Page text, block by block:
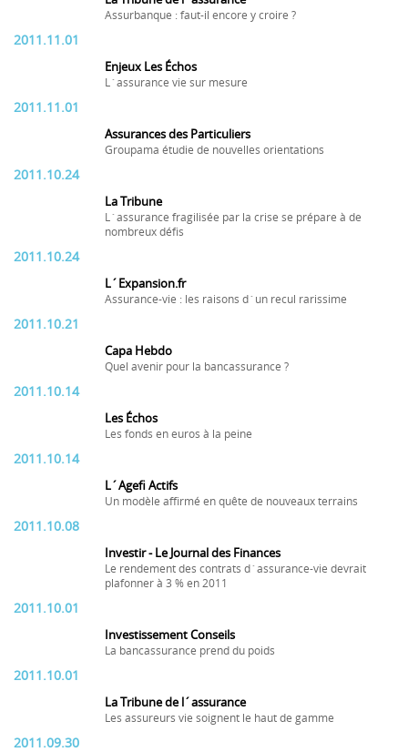
Assurbanque : faut-il encore y croire ?
2011.11.01
Enjeux Les Échos
L´assurance vie sur mesure
2011.11.01
Assurances des Particuliers
Groupama étudie de nouvelles orientations
2011.10.24
La Tribune
L´assurance fragilisée par la crise se prépare à de
nombreux défis
2011.10.24
L´Expansion.fr
Assurance-vie : les raisons d´un recul rarissime
2011.10.21
Capa Hebdo
Quel avenir pour la bancassurance ?
2011.10.14
Les Échos
Les fonds en euros à la peine
2011.10.14
L´Agefi Actifs
Un modèle affirmé en quête de nouveaux terrains
2011.10.08
Investir - Le Journal des Finances
Le rendement des contrats d´assurance-vie devrait
plafonner à 3 % en 2011
2011.10.01
Investissement Conseils
La bancassurance prend du poids
2011.10.01
La Tribune de l´assurance
Les assureurs vie soignent le haut de gamme
2011.09.30